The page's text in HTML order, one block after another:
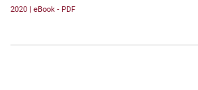
2020 | eBook - PDF